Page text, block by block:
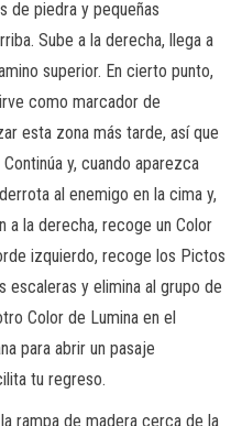
de piedra y pequeñas
Sube a la derecha, llega a
superior. En cierto punto,
como marcador de
esta zona más tarde, así que
y, cuando aparezca
al enemigo en la cima y,
a la derecha, recoge un Color
izquierdo, recoge los Pictos
escaleras y elimina al grupo de
Color de Lumina en el
para abrir un pasaje
tu regreso.
rampa de madera cerca de la